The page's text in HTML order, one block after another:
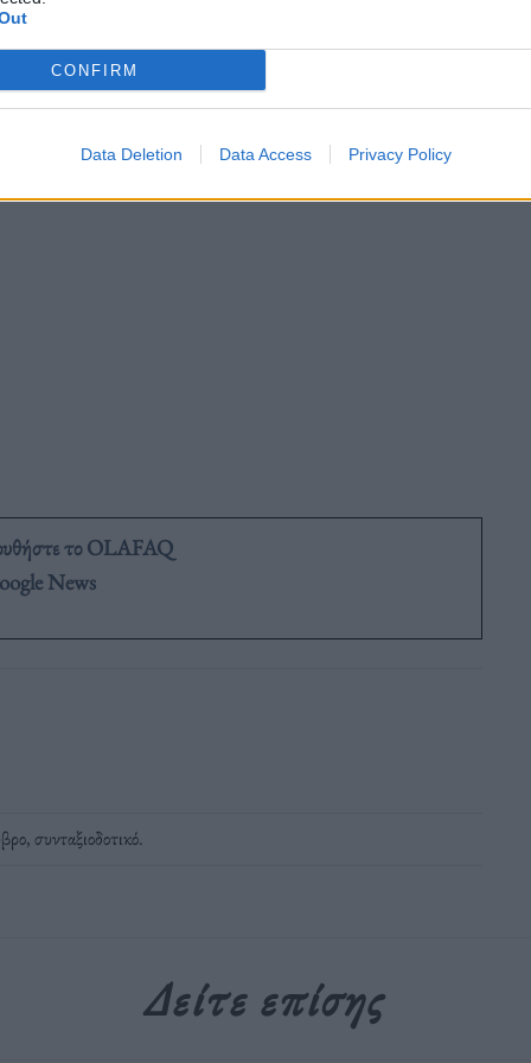
CONFIRM
Data Deletion Data Access Privacy Policy
στους επισκέπτες. «Ελπίζουμε να κατανοείτε
το OLAFAQ
News
,συνταξιοδοτικό.
Δείτε επίσης